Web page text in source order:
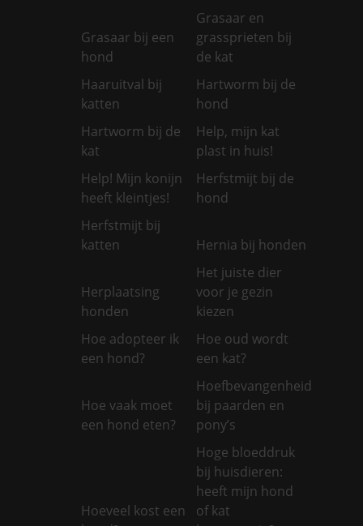
Grasaar bij een
hond
Grasaar en
grassprieten bij
de kat
Haaruitval bij
katten
Hartworm bij de
hond
Hartworm bij de
kat
Help, mijn kat
plast in huis!
Help! Mijn konijn
heeft kleintjes!
Herfstmijt bij de
hond
Herfstmijt bij
katten
Hernia bij honden
Herplaatsing
honden
Het juiste dier
voor je gezin
kiezen
Hoe adopteer ik
een hond?
Hoe oud wordt
een kat?
Hoe vaak moet
een hond eten?
Hoefbevangenheid
bij paarden en
pony’s
Hoeveel kost een
Hoge bloeddruk
bij huisdieren:
heeft mijn hond
of kat